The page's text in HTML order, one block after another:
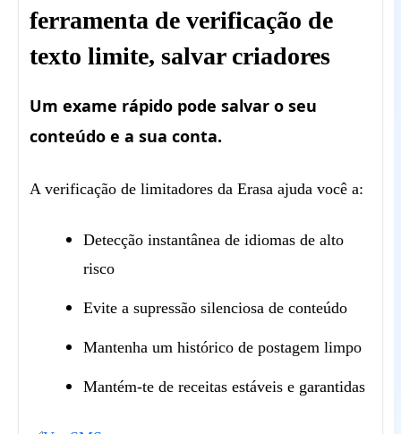
ferramenta de verificação de
texto limite, salvar criadores
Um exame rápido pode salvar o seu
conteúdo e a sua conta.
A verificação de limitadores da Erasa ajuda você a:
Detecção instantânea de idiomas de alto
risco
Evite a supressão silenciosa de conteúdo
Mantenha um histórico de postagem limpo
Mantém-te de receitas estáveis e garantidas